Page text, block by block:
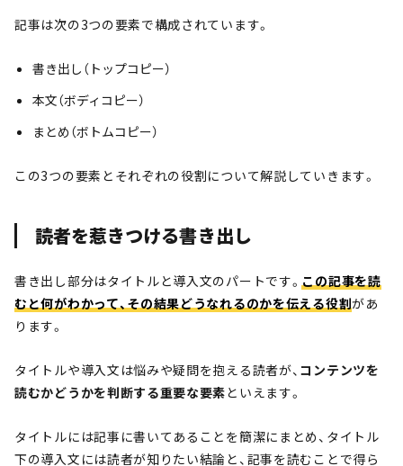
記事は次の3つの要素で構成されています。
書き出し（トップコピー）
本文（ボディコピー）
まとめ（ボトムコピー）
この3つの要素とそれぞれの役割について解説していきます。
読者を惹きつける書き出し
書き出し部分はタイトルと導入文のパートです。この記事を読
むと何がわかって、その結果どうなれるのかを伝える役割があ
ります。
タイトルや導入文は悩みや疑問を抱える読者が、 コンテンツを
読むかどうかを判断する重要な要素といえます。
タイトルには記事に書いてあることを簡潔にまとめ、タイトル
下の導入文には読者が知りたい結論と、記事を読むことで得ら